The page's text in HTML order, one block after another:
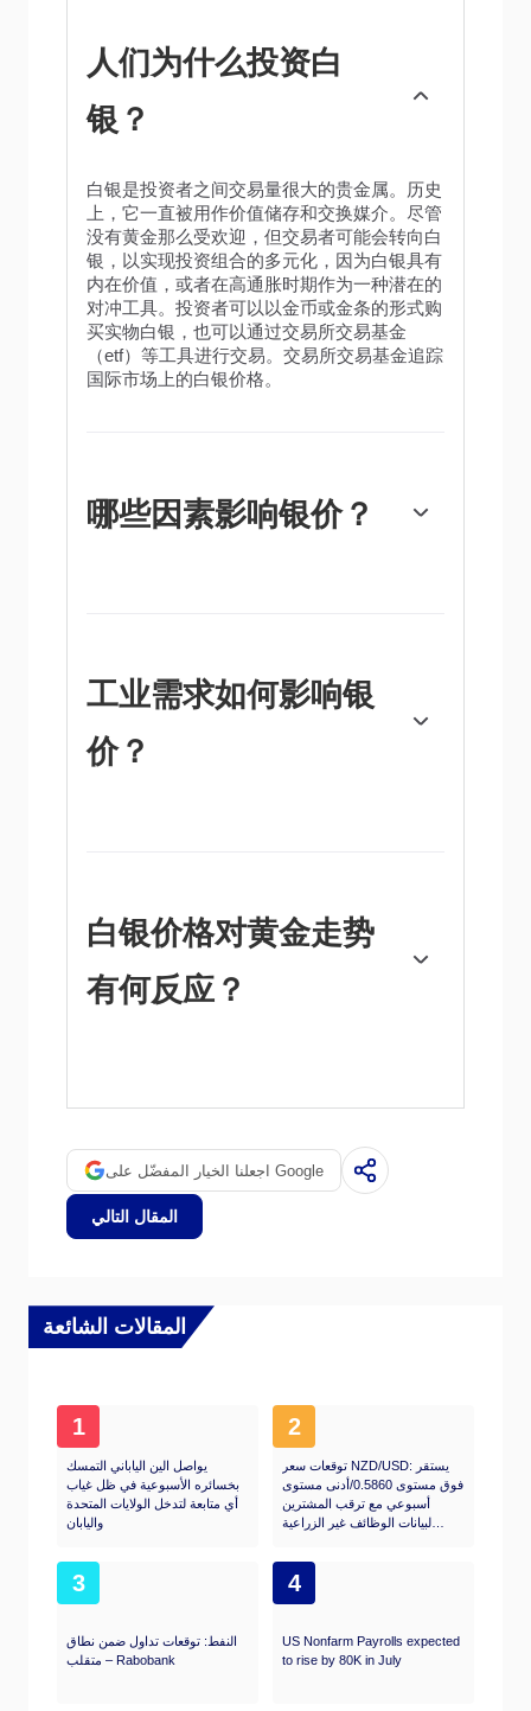
人们为什么投资白
银？
白银是投资者之间交易量很大的贵金属。历史
上，它一直被用作价值储存和交换媒介。尽管
没有黄金那么受欢迎，但交易者可能会转向白
银，以实现投资组合的多元化，因为白银具有
内在价值，或者在高通胀时期作为一种潜在的
对冲工具。投资者可以以金币或金条的形式购
买实物白银，也可以通过交易所交易基金
（etf）等工具进行交易。交易所交易基金追踪
国际市场上的白银价格。
哪些因素影响银价？
利率的降低而上涨。它的变动还取决于美元
（USD）的表现，因为资产是以美元
（XAG/USD）定价的。美元走强往往会抑制
银价上涨，而美元走弱则可能会推高银价。其
工业需求如何影响银
价？
国、中国和印度经济的动态也可能导致价格波
动：对于美国，尤其是中国，它们的大型工业
部门在各种工艺中使用白银；在印度，消费者
对黄金珠宝的需求也在决定金价方面发挥了关
白银价格对黄金走势
有何反应？
险资产的地位是相似的。黄金/白银比率显示
能有助于确定两种金属之间的相对估值。一些
投资者可能认为高比率是白银被低估或黄金被
高估的一个指标。相反，较低的比率可能表明
黄金相对于白银被低估了。
اجعلنا الخيار المفضّل على Google
المقال التالي
المقالات الشائعة
1
يواصل الين الياباني التمسك
بخسائره الأسبوعية في ظل غياب
أي متابعة لتدخل الولايات المتحدة
واليابان
2
توقعات سعر NZD/USD: يستقر
فوق مستوى 0.5860/أدنى مستوى
أسبوعي مع ترقب المشترين
لبيانات الوظائف غير الزراعية
3
النفط: توقعات تداول ضمن نطاق
متقلب – Rabobank
4
US Nonfarm Payrolls expected
to rise by 80K in July